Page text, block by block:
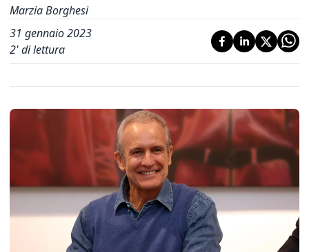
Marzia Borghesi
31 gennaio 2023
2' di lettura